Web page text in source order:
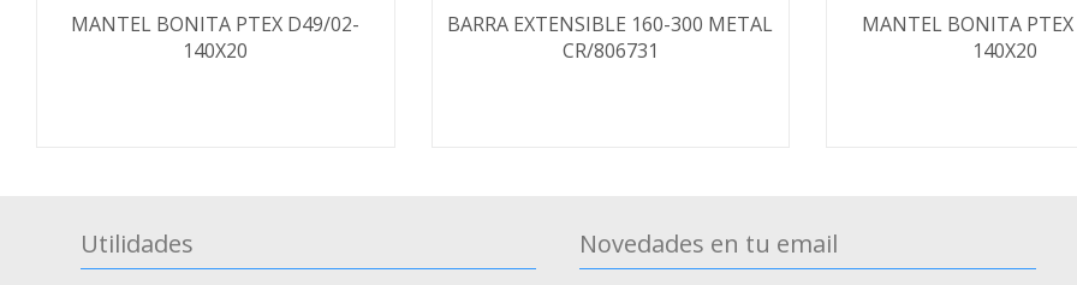
MANTEL BONITA PTEX D49/02-
140X20
BARRA EXTENSIBLE 160-300 METAL
CR/806731
MANTEL BONITA
140X20
Utilidades Novedades en tu email